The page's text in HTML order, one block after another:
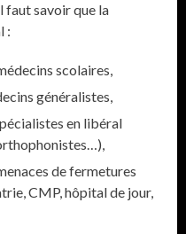
faut savoir que la
:
scolaires,
généralistes,
en libéral
de fermetures
CMP, hôpital de jour,